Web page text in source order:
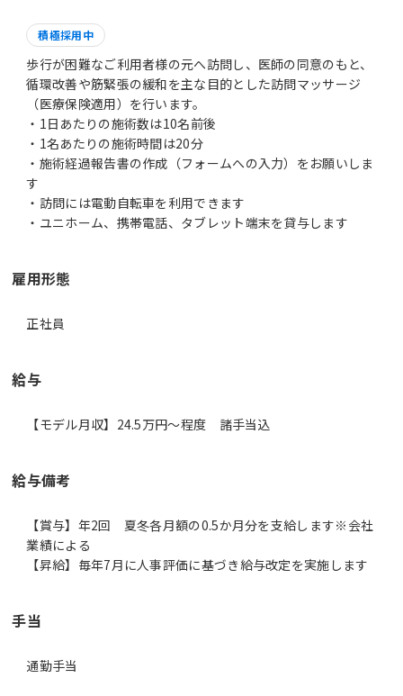
積極採用中
歩行が困難なご利用者様の元へ訪問し、医師の同意のもと、
循環改善や筋緊張の緩和を主な目的とした訪問マッサージ
（医療保険適用）を行います。
・1日あたりの施術数は10名前後
・1名あたりの施術時間は20分
・施術経過報告書の作成（フォームへの入力）をお願いしま
す
・訪問には電動自転車を利用できます
・ユニホーム、携帯電話、タブレット端末を貸与します
雇用形態
正社員
給与
【モデル月収】24.5万円〜程度 諸手当込
給与備考
【賞与】年2回 夏冬各月額の0.5か月分を支給します※会社
業績による
【昇給】毎年7月に人事評価に基づき給与改定を実施します
手当
通勤手当